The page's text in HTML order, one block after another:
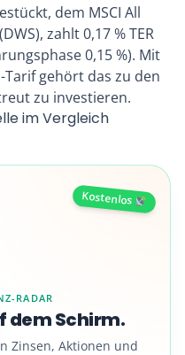
dem MSCI All
zahlt 0,17 % TER
0,15 %). Mit
Tarif gehört das zu den
zu investieren.
im Vergleich
Kostenlos
RADAR
dem Schirm.
Zinsen, Aktionen und